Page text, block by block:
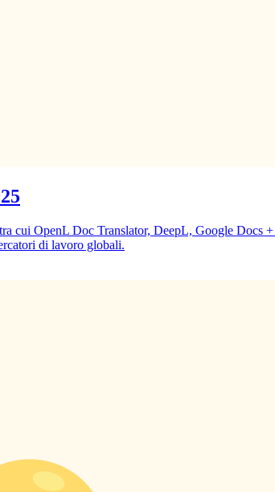
cui OpenL Doc Translator, DeepL, Google Docs
di lavoro globali.